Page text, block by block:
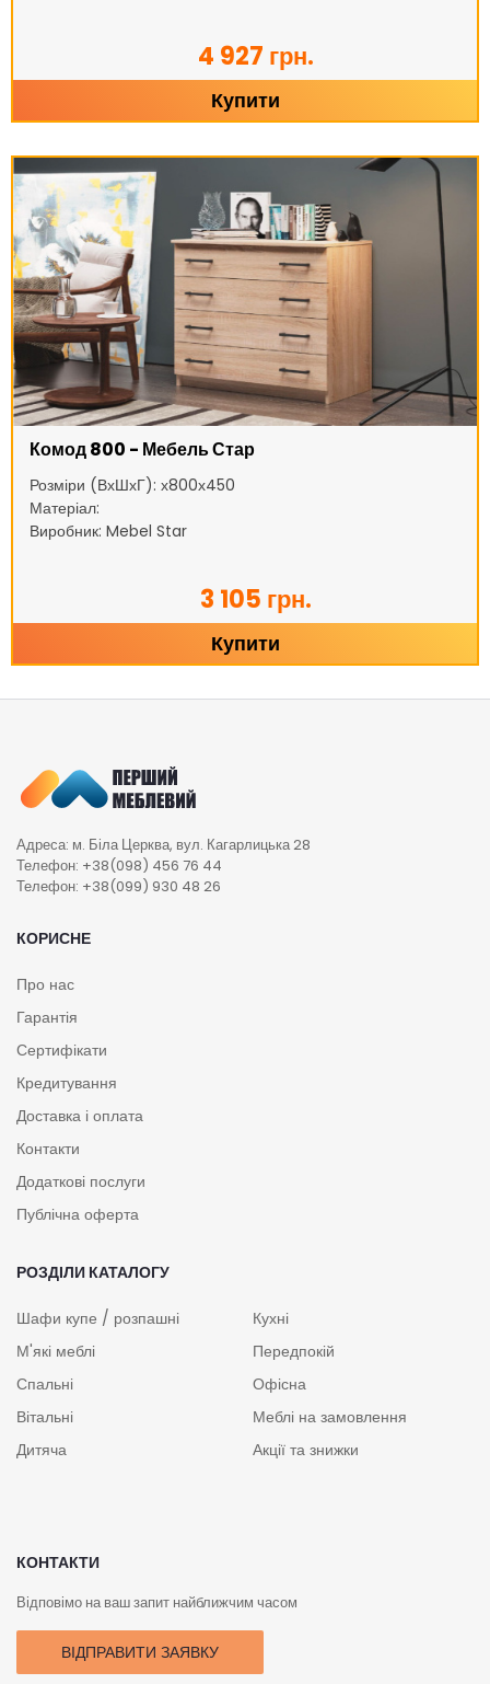
4 927 грн.
Купити
Комод 800 - Мебель Стар
Розміри (ВхШхГ): х800х450
Матеріал:
Виробник: Mebel Star
3 105 грн.
Купити
Адреса: м. Біла Церква, вул. Кагарлицька 28
Телефон: +38(098) 456 76 44
Телефон: +38(099) 930 48 26
КОРИСНЕ
Про нас
Гарантія
Сертифікати
Кредитування
Доставка і оплата
Контакти
Додаткові послуги
Публічна оферта
РОЗДІЛИ КАТАЛОГУ
Шафи купе / розпашні
М'які меблі
Спальні
Вітальні
Дитяча
Кухні
Передпокій
Офісна
Меблі на замовлення
Акції та знижки
КОНТАКТИ
Відповімо на ваш запит найближчим часом
ВІДПРАВИТИ ЗАЯВКУ